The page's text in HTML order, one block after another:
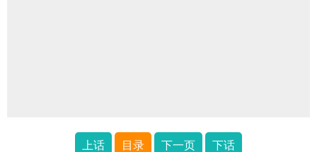
上话 目录 下一页 下话